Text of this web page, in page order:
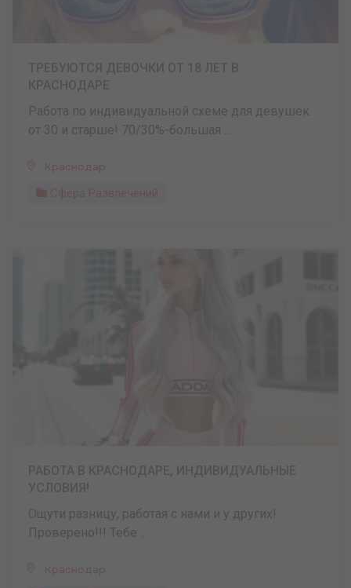
Работа по индивидуальной схеме для девушек
от 30 и старше! 70/30%-большая ...
Краснодар
Сфера Развлечений
Ощути разницу, работая с нами и у других!
Проверено!!! Тебе ...
Краснодар